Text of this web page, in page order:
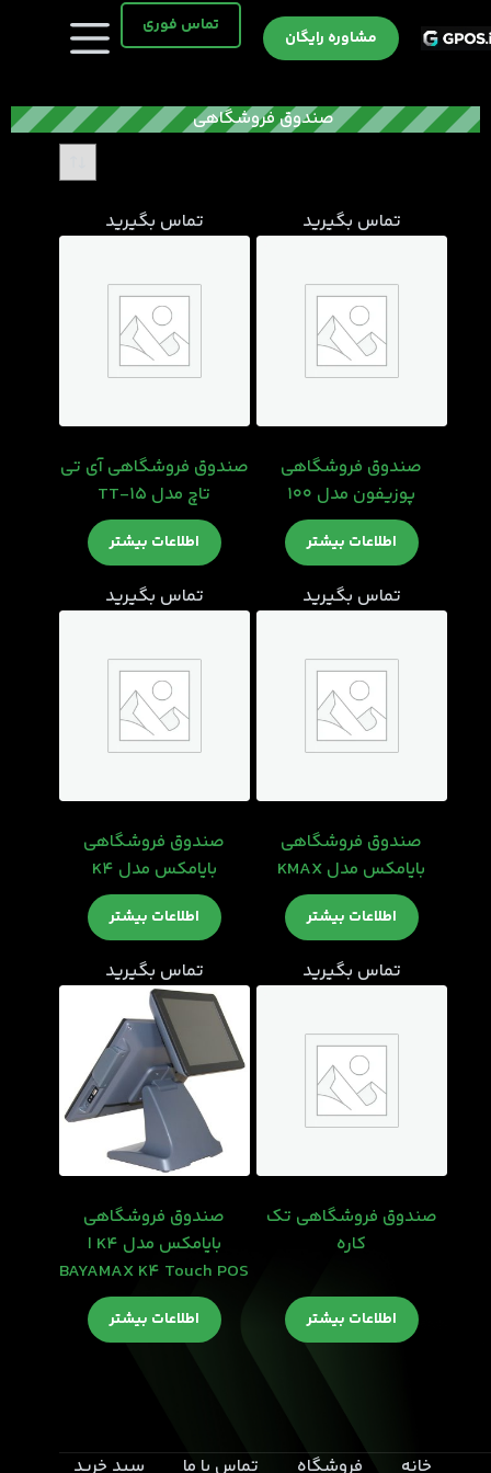
به
مشاوره رایگان
تماس فوری
صندوق فروشگاهی
تماس بگیرید
صندوق فروشگاهی
پوزیفون مدل 100
اطلاعات بیشتر
تماس بگیرید
صندوق فروشگاهی آی تی
تاچ مدل TT-15
اطلاعات بیشتر
تماس بگیرید
صندوق فروشگاهی
بایامکس مدل KMAX
اطلاعات بیشتر
تماس بگیرید
صندوق فروشگاهی
بایامکس مدل K4
اطلاعات بیشتر
تماس بگیرید
صندوق فروشگاهی تک
کاره
اطلاعات بیشتر
تماس بگیرید
صندوق فروشگاهی
بایامکس مدل K4 ا
BAYAMAX K4 Touch POS
اطلاعات بیشتر
خانه فروشگاه تماس با ما سبد خرید